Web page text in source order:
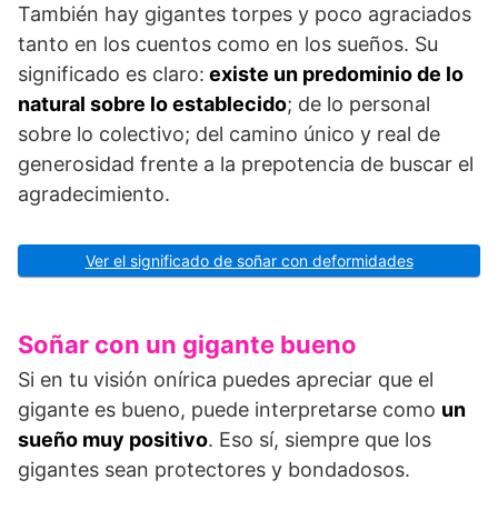
También hay gigantes torpes y poco agraciados
tanto en los cuentos como en los sueños. Su
significado es claro: existe un predominio de lo
natural sobre lo establecido; de lo personal
sobre lo colectivo; del camino único y real de
generosidad frente a la prepotencia de buscar el
agradecimiento.
Ver el significado de soñar con deformidades
Soñar con un gigante bueno
Si en tu visión onírica puedes apreciar que el
gigante es bueno, puede interpretarse como un
sueño muy positivo. Eso sí, siempre que los
gigantes sean protectores y bondadosos.